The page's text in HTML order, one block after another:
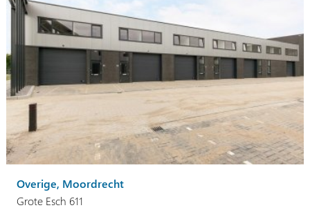
Overige, Moordrecht
Grote Esch 611